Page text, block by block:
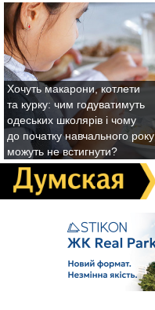
Хочуть макарони, котлети
та курку: чим годуватимуть
одеських школярів і чому
до початку навчального року
можуть не встигнути?